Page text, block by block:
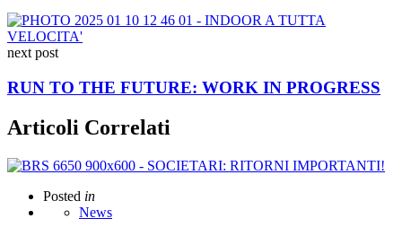
next post
RUN TO THE FUTURE: WORK IN PROGRESS
Articoli Correlati
Posted in
News